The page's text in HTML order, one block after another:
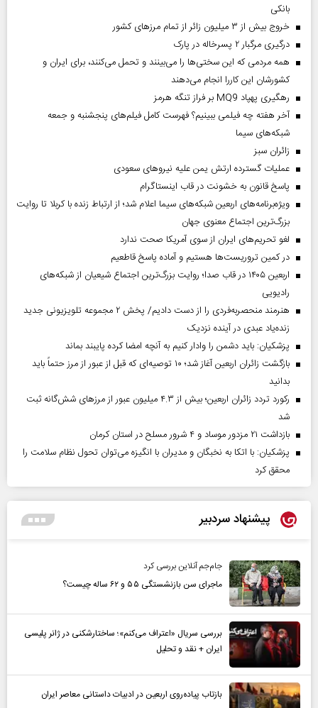
بانکی
خروج بیش از ۳ میلیون زائر از تمام مرز‌های کشور
درگیری مرگبار ۲ پسرخاله در پارک
همه مردمی که این سختی‌ها را می‌بینند و تحمل می‌کنند، برای ایران و
کشورشان این کاررا انجام می‌دهند
رهگیری پهپاد MQ9 بر فراز تنگه هرمز
آخر هفته چه فیلمی ببینیم؟ فهرست کامل فیلم‌های پنجشنبه و جمعه
شبکه‌های سیما
‌زائران سبز
عملیات گسترده ارتش یمن علیه نیروهای سعودی
پاسخ قانون به خشونت در قاب اینستاگرام
ویژه‌برنامه‌های اربعین شبکه‌های سیما اعلام شد؛ از ارتباط زنده با کربلا تا روایت
بزرگ‌ترین اجتماع معنوی جهان
لغو تحریم‌های ایران از سوی آمریکا صحت ندارد
در کمین تروریست‌ها هستیم و آماده پاسخ قاطعیم
اربعین ۱۴۰۵ در قاب صدا؛ روایت بزرگ‌ترین اجتماع شیعیان از شبکه‌های
رادیویی
هنرمند منحصر‌به‌فردی را از دست دادیم/ پخش ۲ مجموعه تلویزیونی جدید
زنده‌یاد عبدی در آینده نزدیک
پزشکیان: باید دشمن را وادار کنیم به آنچه امضا کرده پایبند بماند
بازگشت زائران اربعین آغاز شد؛ ۱۰ توصیه‌ای که قبل از عبور از مرز حتماً باید
بدانید
رکورد تردد زائران اربعین؛ بیش از ۴.۳ میلیون عبور از مرزهای شش‌گانه ثبت
شد
بازداشت ۲۱ مزدور موساد و ۴ شرور مسلح در استان کرمان
پزشکیان: با اتکا به نخبگان و مدیران با انگیزه می‌توان تحول نظام سلامت را
محقق کرد
پیشنهاد سردبیر
جام‌جم آنلاین بررسی کرد
ماجرای سن بازنشستگی ۵۵ و ۶۲ ساله چیست؟
بررسی سریال «اعتراف می‌کنم»؛ ساختارشکنی در ژانر پلیسی
ایران + نقد و تحلیل
بازتاب پیاده‌روی اربعین در ادبیات داستانی معاصر ایران